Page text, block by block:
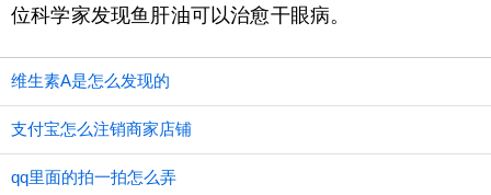
位科学家发现鱼肝油可以治愈干眼病。
维生素A是怎么发现的
支付宝怎么注销商家店铺
qq里面的拍一拍怎么弄